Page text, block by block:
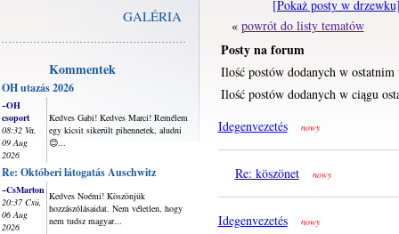
GALÉRIA
Kommentek
OH utazás 2026
~OH
csoport
08:32 Va,
09 Aug
2026
Kedves Gabi! Kedves Marci! Remélem
egy kicsit sikerült pihennetek, aludni
😊...
Re: Októberi látogatás Auschwitz
~CsMarton
20:37 Csü,
06 Aug
2026
Kedves Noémi! Köszönjük
hozzászólásaidat. Nem véletlen, hogy
nem tudsz magyar...
[Pokaż posty w
« powrót do listy tematów
Posty na forum
Ilość postów dodanych w ostatnim
Ilość postów dodanych w ciągu
Idegenvezetés
nowy
Re: köszönet nowy
Idegenvezetés nowy